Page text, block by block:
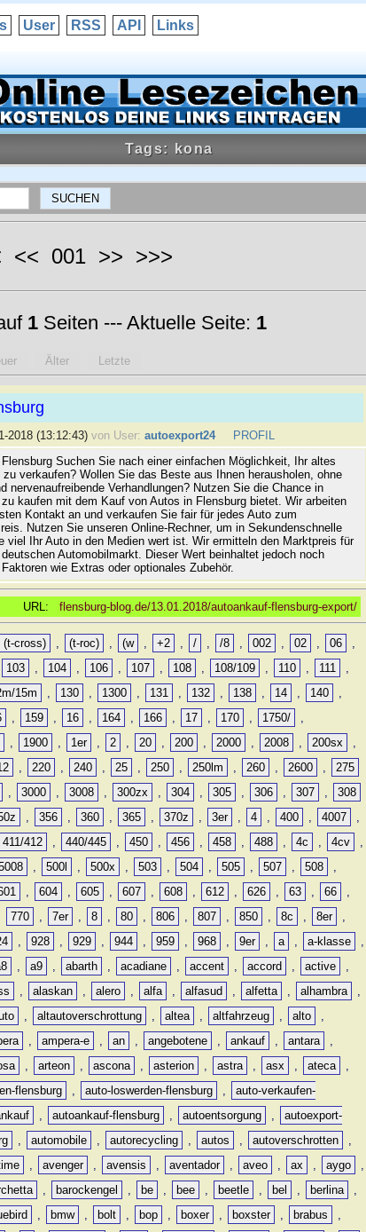
User RSS API Links
Tags: kona
<< 001 >> >>>
1Seiten --- Aktuelle Seite: 1
Älter Letzte
2018 (13:12:43) von User: autoexport24
PROFIL
Suchen Sie nach einer einfachen Möglichkeit, Ihr altes
zu verkaufen? Wollen Sie das Beste aus Ihnen herausholen, ohne
nervenaufreibende Verhandlungen? Nutzen Sie die Chance in
zu kaufen mit dem Kauf von Autos in Flensburg bietet. Wir arbeiten
Kontakt an und verkaufen Sie fair für jedes Auto zum
Nutzen Sie unseren Online-Rechner, um in Sekundenschnelle
viel Ihr Auto in den Medien wert ist. Wir ermitteln den Marktpreis für
deutschen Automobilmarkt. Dieser Wert beinhaltet jedoch noch
wie Extras oder optionales Zubehör.
URL: flensburg-blog.de/13.01.2018/autoankauf-flensburg-export/
(t-cross) , (t-roc) , (w , +2 , / , /8 , 002 , 02 , 06
,
103 , 104 , 106 , 107 , 108 , 108/109 , 110 , 111
,
15m , 130 , 1300 , 131 , 132 , 138 , 14 , 140
,
, 159 , 16 , 164 , 166 , 17 , 170 , 1750/
,
, 1900 , 1er , 2 , 20 , 200 , 2000 , 2008 , 200sx
,
, 220 , 240 , 25 , 250 , 250lm , 260 , 2600 ,
275
, 3000 , 3008 , 300zx , 304 , 305 , 306 , 307 ,
308
, 356 , 360 , 365 , 370z , 3er , 4 , 400 , 4007
,
411/412 , 440/445 , 450 , 456 , 458 , 488 , 4c , 4cv
,
, 500l , 500x , 503 , 504 , 505 , 507 , 508
,
, 604 , 605 , 607 , 608 , 612 , 626 , 63 , 66
,
770 , 7er , 8 , 80 , 806 , 807 , 850 , 8c , 8er
,
, 928 , 929 , 944 , 959 , 968 , 9er , a , a-klasse
,
, a9 , abarth , acadiane , accent , accord , active
,
, alaskan , alero , alfa , alfasud , alfetta , alhambra
,
, altautoverschrottung , altea , altfahrzeug , alto
,
, ampera-e , an , angebotene , ankauf , antara
,
, arteon , ascona , asterion , astra , asx , ateca
,
flensburg , auto-loswerden-flensburg ,
auto-verkaufen-
, autoankauf-flensburg , autoentsorgung ,
autoexport-
, automobile , autorecycling , autos , autoverschrotten
,
, avenger , avensis , aventador , aveo , ax , aygo
,
, barockengel , be , bee , beetle , bel , berlina
,
, bmw , bolt , bop , boxer , boxster , brabus
,